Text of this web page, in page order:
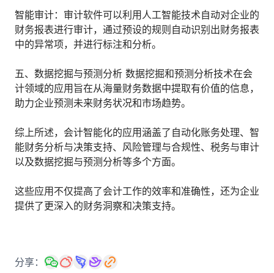
智能审计：审计软件可以利用人工智能技术自动对企业的
财务报表进行审计，通过预设的规则自动识别出财务报表
中的异常项，并进行标注和分析。
五、数据挖掘与预测分析 数据挖掘和预测分析技术在会
计领域的应用旨在从海量财务数据中提取有价值的信息，
助力企业预测未来财务状况和市场趋势。
综上所述，会计智能化的应用涵盖了自动化账务处理、智
能财务分析与决策支持、风险管理与合规性、税务与审计
以及数据挖掘与预测分析等多个方面。
这些应用不仅提高了会计工作的效率和准确性，还为企业
提供了更深入的财务洞察和决策支持。
分享：